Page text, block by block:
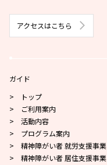
アクセスはこちら
ガイド
> トップ
> ご利用案内
> 活動内容
> プログラム案内
> 精神障がい者 就労支援事業
> 精神障がい者 居住支援事業